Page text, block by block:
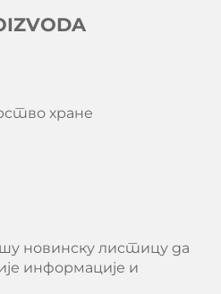
хране
новинску листицу да
информације и